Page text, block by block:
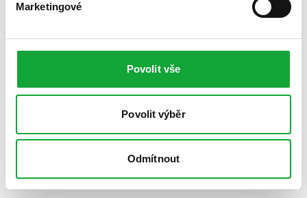
Marketingové
Povolit vše
Povolit výběr
Odmítnout